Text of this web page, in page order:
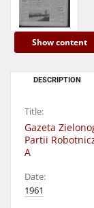
Show content
DESCRIPTION
Title:
Gazeta
Partii
A
Date:
1961